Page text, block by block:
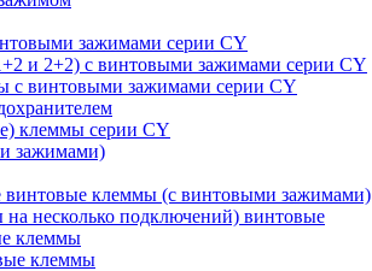
зажимами серии CY
и 2+2) с винтовыми зажимами серии CY
с винтовыми зажимами серии CY
клеммы серии CY
зажимами)
винтовые клеммы (с винтовыми зажимами)
несколько подключений) винтовые
клеммы
клеммы